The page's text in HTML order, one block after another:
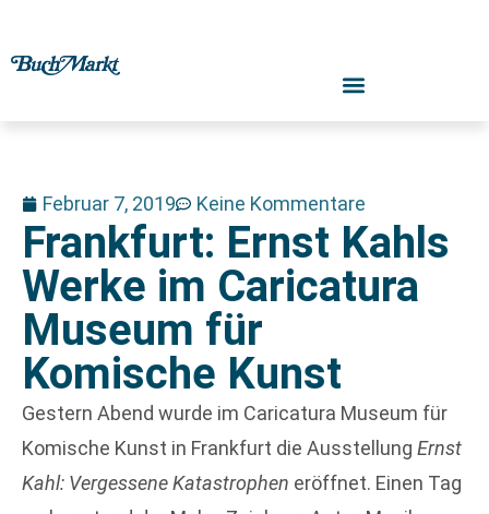
Februar 7, 2019 Keine Kommentare
Frankfurt: Ernst Kahls
Werke im Caricatura
Museum für
Komische Kunst
Gestern Abend wurde im Caricatura Museum für
Komische Kunst in Frankfurt die Ausstellung Ernst
Kahl: Vergessene Katastrophen eröffnet. Einen Tag